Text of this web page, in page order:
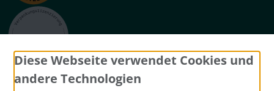
Widerrufsformular
Diese Webseite verwendet Cookies und
andere Technologien